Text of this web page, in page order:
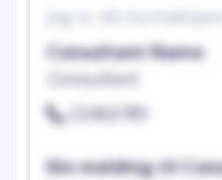
Jeg er din
Consultant Name
Consultant
23456789
Din melding til